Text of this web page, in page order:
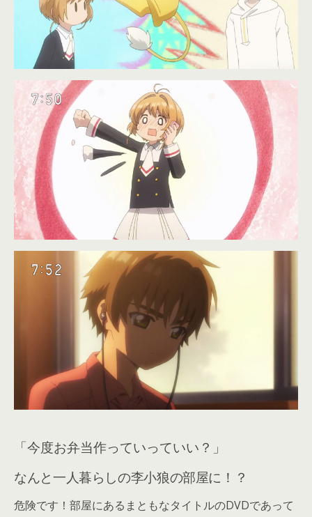
「今度お弁当作っていっていい？」
なんと一人暮らしの李小狼の部屋に！？
危険です！部屋にあるまともなタイトルのDVDであって